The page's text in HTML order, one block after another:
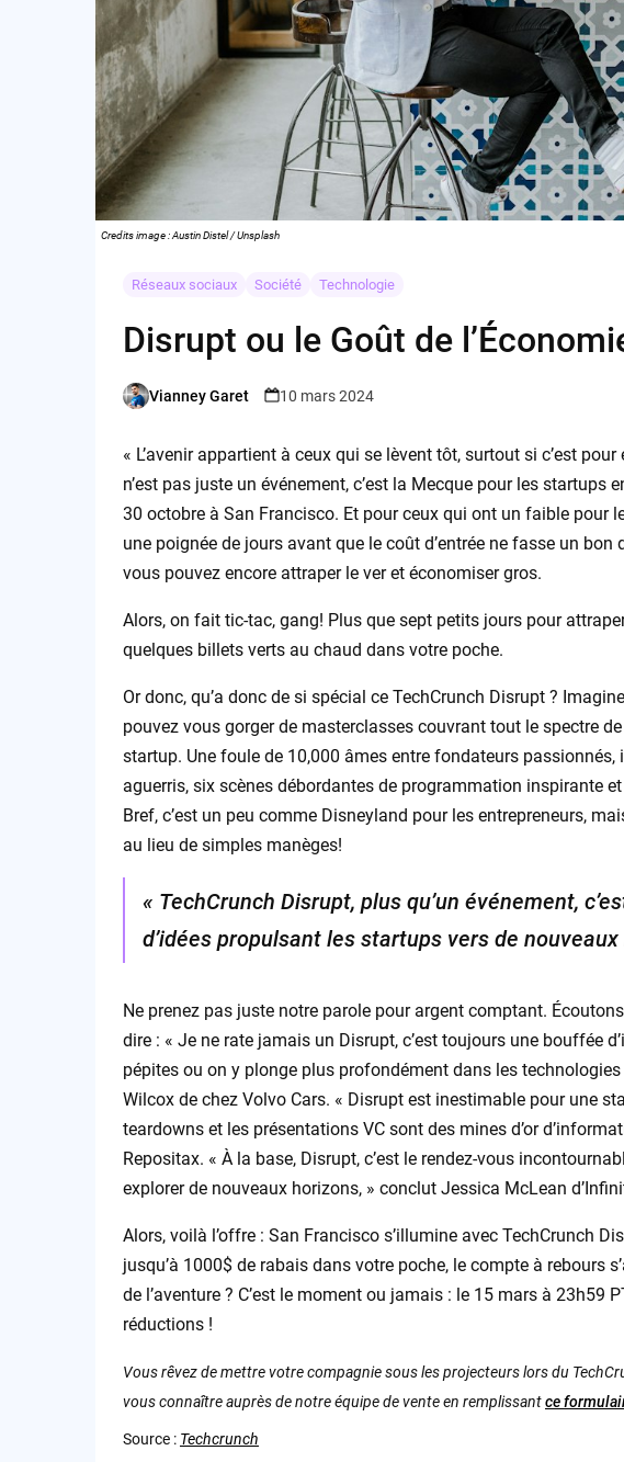
Credits image : Austin Distel / Unsplash
Réseaux sociaux Société Technologie
Disrupt ou le Goût de
Posted
Vianney Garet 10 mars 2024
« L’avenir appartient à ceux qui se lèvent tôt, surtout si c’est
n’est pas juste un événement, c’est la Mecque pour les startups
30 octobre à San Francisco. Et pour ceux qui ont un faible pour
une poignée de jours avant que le coût d’entrée ne fasse un bon
vous pouvez encore attraper le ver et économiser gros.
Alors, on fait tic-tac, gang! Plus que sept petits jours pour
quelques billets verts au chaud dans votre poche.
Or donc, qu’a donc de si spécial ce TechCrunch Disrupt ?
pouvez vous gorger de masterclasses couvrant tout le spectre
startup. Une foule de 10,000 âmes entre fondateurs passionnés,
aguerris, six scènes débordantes de programmation inspirante
Bref, c’est un peu comme Disneyland pour les entrepreneurs,
au lieu de simples manèges!
« TechCrunch Disrupt, plus qu’un événement,
d’idées propulsant les startups vers de nouveaux
Ne prenez pas juste notre parole pour argent comptant.
dire : « Je ne rate jamais un Disrupt, c’est toujours une bouffée
pépites ou on y plonge plus profondément dans les technologies
Wilcox de chez Volvo Cars. « Disrupt est inestimable pour une
teardowns et les présentations VC sont des mines d’or
Repositax. « À la base, Disrupt, c’est le rendez-vous
explorer de nouveaux horizons, » conclut Jessica McLean
Alors, voilà l’offre : San Francisco s’illumine avec TechCrunch
jusqu’à 1000$ de rabais dans votre poche, le compte à rebours
de l’aventure ? C’est le moment ou jamais : le 15 mars à 23h59
réductions !
Vous rêvez de mettre votre compagnie sous les projecteurs lors du
vous connaître auprès de notre équipe de vente en remplissantce
Source : Techcrunch